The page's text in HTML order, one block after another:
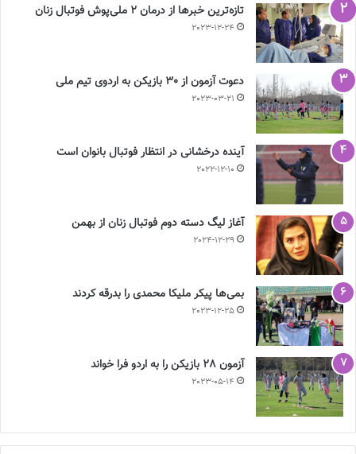
تازه‌ترین خبرها از درمان ۲ ملی‌پوش فوتبال زنان
2023-12-24
دعوت آزمون از 30 بازیکن به اردوی تیم ملی
2023-03-21
آینده درخشانی در انتظار فوتبال بانوان است
2022-12-10
آغاز لیگ دسته دوم فوتبال زنان از بهمن
2024-12-29
بمی‌ها پیکر ملیکا محمدی را بدرقه کردند
2023-12-25
آزمون 28 بازیکن را به اردو فرا خواند
2023-05-14